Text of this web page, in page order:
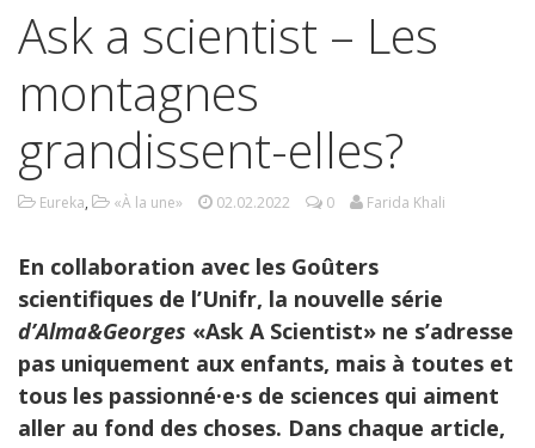
Ask a scientist – Les
montagnes
grandissent-elles?
Eureka, «À la une» 02.02.2022 0 Farida Khali
En collaboration avec les Goûters
scientifiques de l’Unifr, la nouvelle série
d’Alma&Georges «Ask A Scientist» ne s’adresse
pas uniquement aux enfants, mais à toutes et
tous les passionné·e·s de sciences qui aiment
aller au fond des choses. Dans chaque article,